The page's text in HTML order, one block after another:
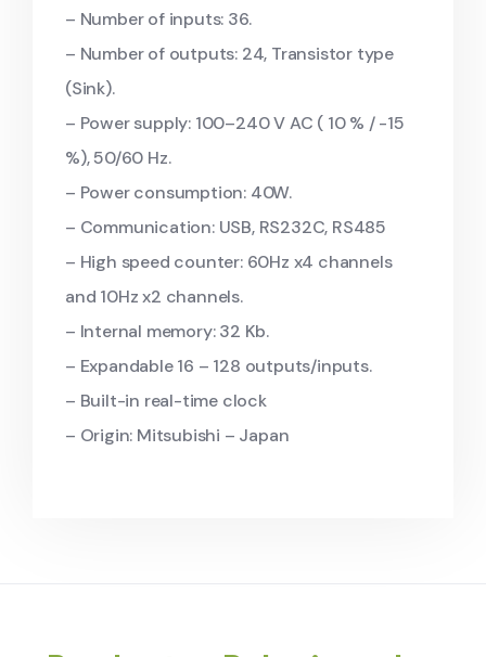
– Number of inputs: 36.
– Number of outputs: 24, Transistor type
(Sink).
– Power supply: 100–240 V AC ( 10 % / -15
%), 50/60 Hz.
– Power consumption: 40W.
– Communication: USB, RS232C, RS485
– High speed counter: 60Hz x4 channels
and 10Hz x2 channels.
– Internal memory: 32 Kb.
– Expandable 16 – 128 outputs/inputs.
– Built-in real-time clock
– Origin: Mitsubishi – Japan